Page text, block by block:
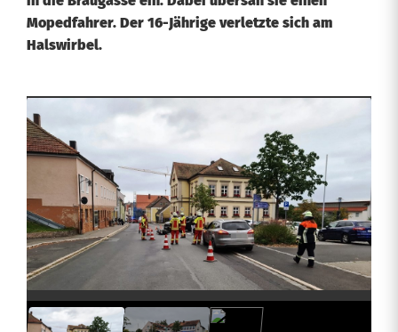
Mopedfahrer. Der 16-Jährige verletzte sich am
Halswirbel.
N
a
h
U
n
f